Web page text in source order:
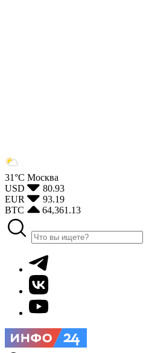
31°С Москва
USD
80.93
EUR
93.19
BTC
64,361.13